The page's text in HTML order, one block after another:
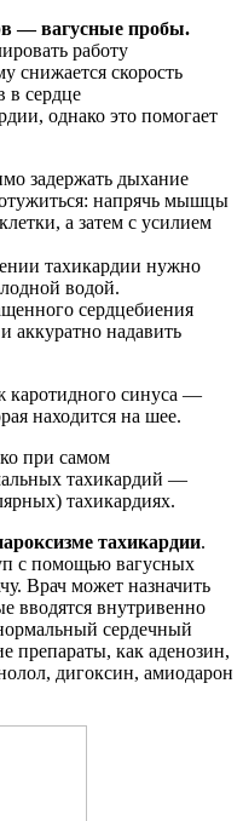
— вагусные пробы.
работу
снижается скорость
в сердце
однако это помогает
задержать дыхание
напрячь мышцы
а затем с усилием
тахикардии нужно
водой.
сердцебиения
аккуратно надавить
каротидного синуса —
находится на шее.
при самом
тахикардий —
тахикардиях.
тахикардии.
с помощью вагусных
Врач может назначить
вводятся внутривенно
сердечный
препараты, как аденозин,
дигоксин, амиодарон